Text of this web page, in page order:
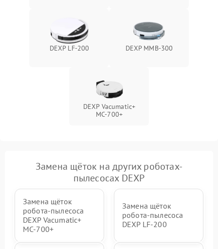
DEXP LF-200 DEXP MMB-300
DEXP Vacumatic+
MC-700+
Замена щёток на других роботах-
пылесосах DEXP
Замена щёток
робота-пылесоса
DEXP Vacumatic+
MC-700+
Замена щёток
робота-пылесоса
DEXP LF-200